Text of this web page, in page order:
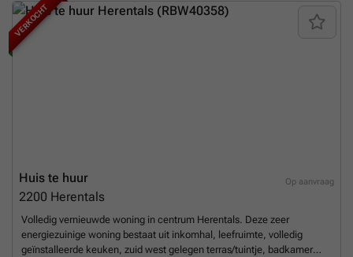
VERKOCHT
Op aanvraag
Huis te huur
2200 Herentals
Volledig vernieuwde woning in centrum Herentals. Deze zeer
energiezuinige woning bestaat uit inkomhal, leefruimte, volledig
geïnstalleerde keuken, zuid west gelegen terras/tuintje, badkamer